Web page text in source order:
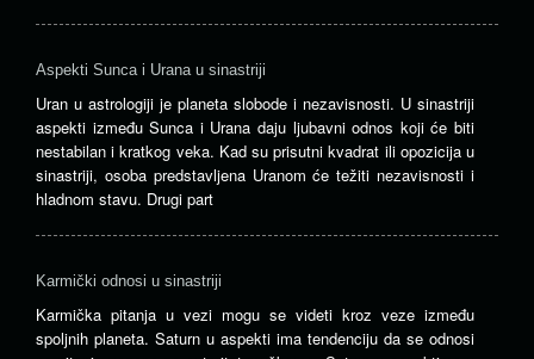
Aspekti Sunca i Urana u sinastriji
Uran u astrologiji je planeta slobode i nezavisnosti. U sinastriji
aspekti između Sunca i Urana daju ljubavni odnos koji će biti
nestabilan i kratkog veka. Kad su prisutni kvadrat ili opozicija u
sinastriji, osoba predstavljena Uranom će težiti nezavisnosti i
hladnom stavu. Drugi part
Karmički odnosi u sinastriji
Karmička pitanja u vezi mogu se videti kroz veze između
spoljnih planeta. Saturn u aspekti ima tendenciju da se odnosi